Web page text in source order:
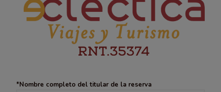
*Nombre completo del titular de la reserva